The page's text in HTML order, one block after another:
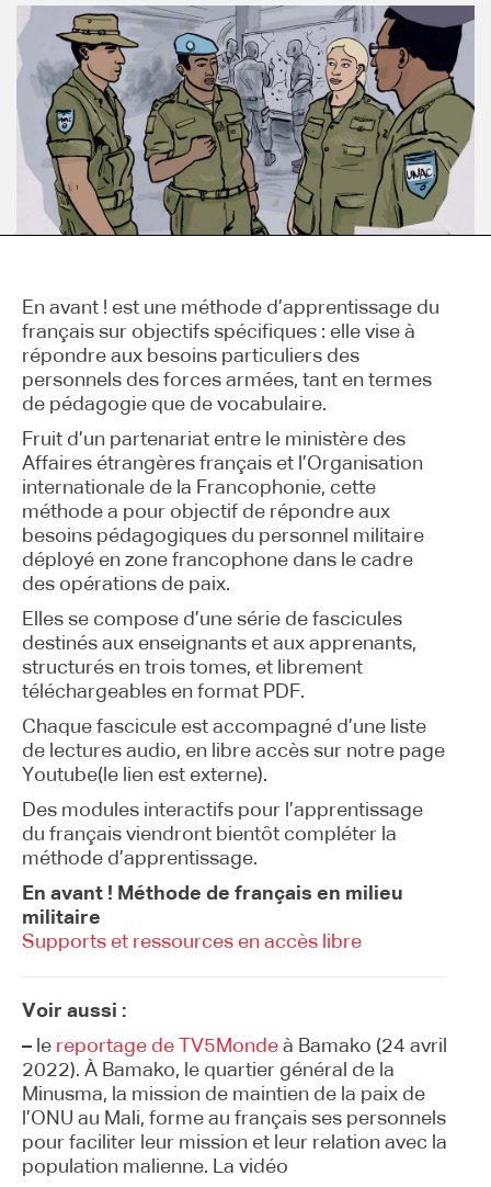
En avant ! est une méthode d’apprentissage du
français sur objectifs spécifiques : elle vise à
répondre aux besoins particuliers des
personnels des forces armées, tant en termes
de pédagogie que de vocabulaire.
Fruit d’un partenariat entre le ministère des
Affaires étrangères français et l’Organisation
internationale de la Francophonie, cette
méthode a pour objectif de répondre aux
besoins pédagogiques du personnel militaire
déployé en zone francophone dans le cadre
des opérations de paix.
Elles se compose d’une série de fascicules
destinés aux enseignants et aux apprenants,
structurés en trois tomes, et librement
téléchargeables en format PDF.
Chaque fascicule est accompagné d’une liste
de lectures audio, en libre accès sur notre page
Youtube(le lien est externe).
Des modules interactifs pour l’apprentissage
du français viendront bientôt compléter la
méthode d’apprentissage.
En avant ! Méthode de français en milieu
militaire
Supports et ressources en accès libre
Voir aussi :
– le reportage de TV5Monde à Bamako (24 avril
2022). À Bamako, le quartier général de la
Minusma, la mission de maintien de la paix de
l’ONU au Mali, forme au français ses personnels
pour faciliter leur mission et leur relation avec la
population malienne. La vidéo